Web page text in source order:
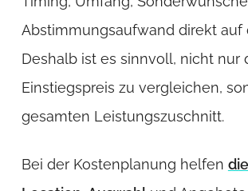
Abstimmungsaufwand direkt auf
Deshalb ist es sinnvoll, nicht nur
Einstiegspreis zu vergleichen,
gesamten Leistungszuschnitt.
Bei der Kostenplanung helfen